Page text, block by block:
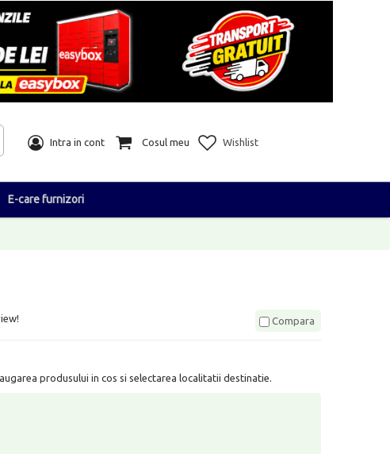
Intra in cont Cosul meu Wishlist
E-care furnizori
Compara
produsului in cos si selectarea localitatii destinatie.